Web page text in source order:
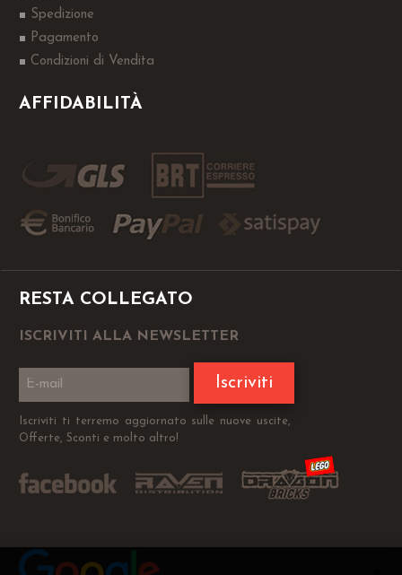
Spedizione
Pagamento
Condizioni di Vendita
AFFIDABILITÀ
RESTA COLLEGATO
ISCRIVITI ALLA NEWSLETTER
Iscriviti
Iscriviti ti terremo aggiornato sulle nuove uscite,
Offerte, Sconti e molto altro!